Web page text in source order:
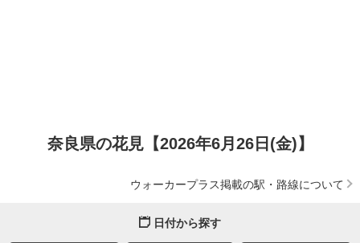
奈良県の花見【2026年6月26日(金)】
ウォーカープラス掲載の駅・路線について
日付から探す